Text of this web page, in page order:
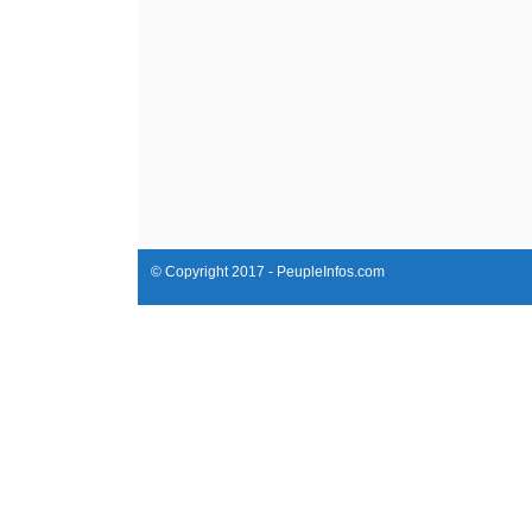
© Copyright 2017 - PeupleInfos.com